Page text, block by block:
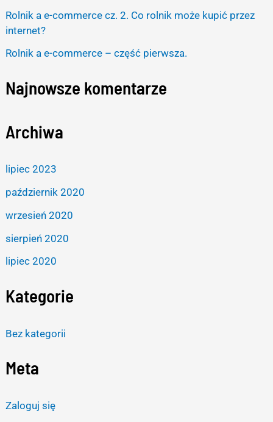
:Rolnik a e-commerce cz. 2. Co rolnik może kupić przez
internet?
Rolnik a e-commerce – część pierwsza.
Najnowsze komentarze
Archiwa
lipiec 2023
październik 2020
wrzesień 2020
sierpień 2020
lipiec 2020
Kategorie
Bez kategorii
Meta
Zaloguj się